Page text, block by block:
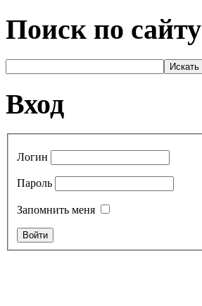
Поиск по сайту
Вход
Логин
Пароль
Запомнить меня